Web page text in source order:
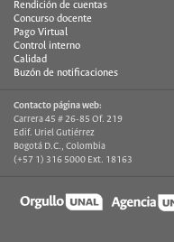
Rendición de cuentas
Concurso docente
Pago Virtual
Control interno
Calidad
Buzón de notificaciones
Contacto página web:
Carrera 45 # 26-85 Of. 219
Edif. Uriel Gutiérrez
Bogotá D.C., Colombia
(+57 1) 316 5000 Ext. 18163